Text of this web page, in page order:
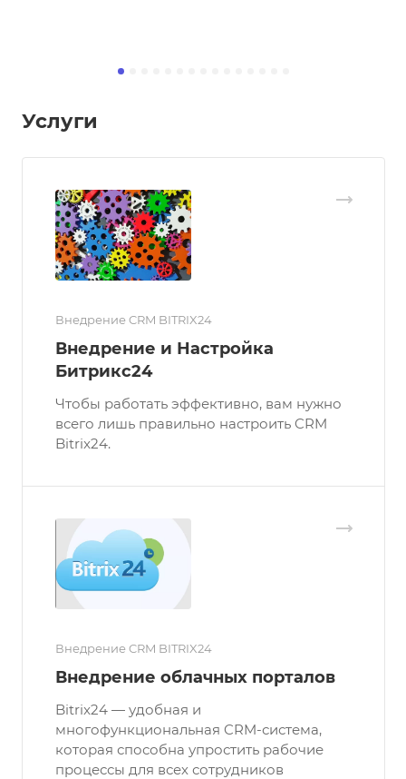
Услуги
Внедрение CRM BITRIX24
Внедрение и Настройка
Битрикс24
Чтобы работать эффективно, вам нужно
всего лишь правильно настроить CRM
Bitrix24.
Внедрение CRM BITRIX24
Внедрение облачных порталов
Bitrix24 — удобная и
многофункциональная CRM-система,
которая способна упростить рабочие
процессы для всех сотрудников